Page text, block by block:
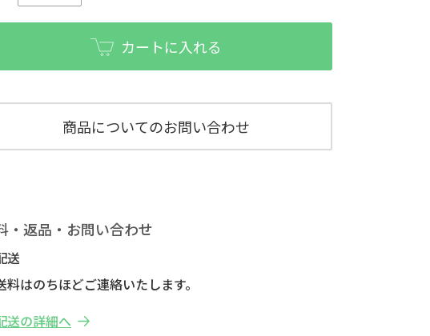
カートに入れる
商品についてのお問い合わせ
・返品・お問い合わせ
送
料はのちほどご連絡いたします。
送の詳細へ